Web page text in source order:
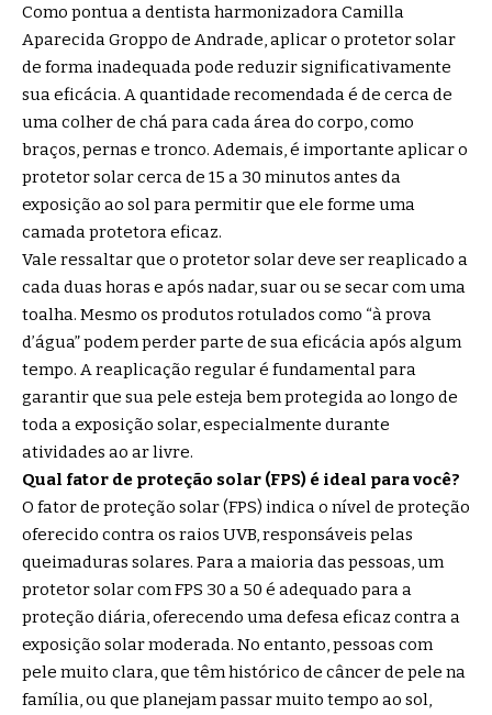
Como pontua a dentista harmonizadora Camilla
Aparecida Groppo de Andrade, aplicar o protetor solar
de forma inadequada pode reduzir significativamente
sua eficácia. A quantidade recomendada é de cerca de
uma colher de chá para cada área do corpo, como
braços, pernas e tronco. Ademais, é importante aplicar o
protetor solar cerca de 15 a 30 minutos antes da
exposição ao sol para permitir que ele forme uma
camada protetora eficaz.
Vale ressaltar que o protetor solar deve ser reaplicado a
cada duas horas e após nadar, suar ou se secar com uma
toalha. Mesmo os produtos rotulados como “à prova
d’água” podem perder parte de sua eficácia após algum
tempo. A reaplicação regular é fundamental para
garantir que sua pele esteja bem protegida ao longo de
toda a exposição solar, especialmente durante
atividades ao ar livre.
Qual fator de proteção solar (FPS) é ideal para você?
O fator de proteção solar (FPS) indica o nível de proteção
oferecido contra os raios UVB, responsáveis pelas
queimaduras solares. Para a maioria das pessoas, um
protetor solar com FPS 30 a 50 é adequado para a
proteção diária, oferecendo uma defesa eficaz contra a
exposição solar moderada. No entanto, pessoas com
pele muito clara, que têm histórico de câncer de pele na
família, ou que planejam passar muito tempo ao sol,